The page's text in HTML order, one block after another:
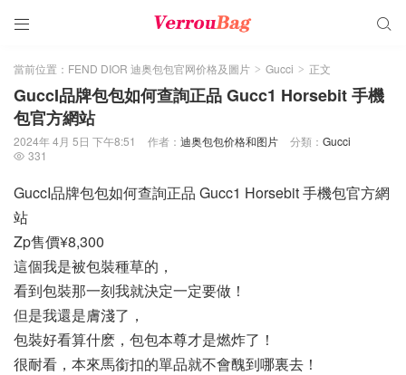
 
當前位置： FEND DIOR 迪奥包包官网价格及圖片 > Gucci > 正文
GuccI品牌包包如何查詢正品 Gucc1 Horsebit 手機
包官方網站
2024年 4月 5日 下午8:51 作者： 迪奥包包价格和图片 分類： Gucci
 331
GuccI品牌包包如何查詢正品 Gucc1 Horsebit 手機包官方網
站
Zp售價¥8,300
這個我是被包裝種草的，
看到包裝那一刻我就決定一定要做！
但是我還是膚淺了，
包裝好看算什麽，包包本尊才是燃炸了！
很耐看，本來馬銜扣的單品就不會醜到哪裏去！